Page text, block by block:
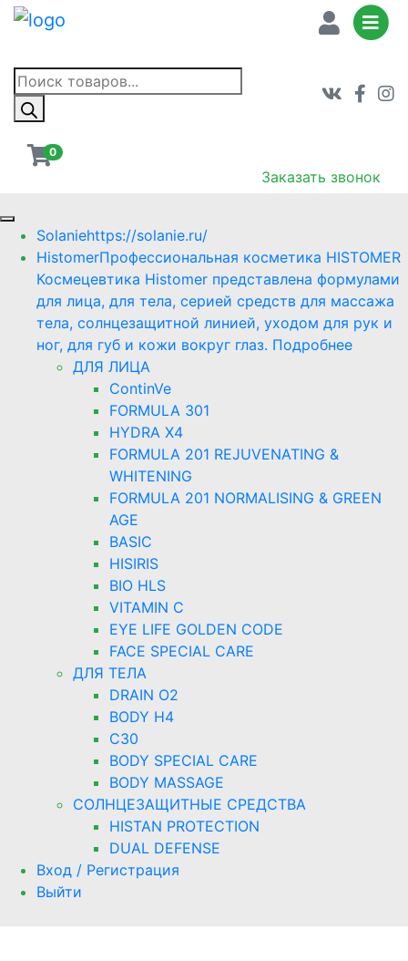
Поиск
товаров
0
Заказать звонок
Solaniehttps://solanie.ru/
HistomerПрофессиональная косметика HISTOMER
Космецевтика Histomer представлена формулами
для лица, для тела, серией средств для массажа
тела, солнцезащитной линией, уходом для рук и
ног, для губ и кожи вокруг глаз. Подробнее
ДЛЯ ЛИЦА
ContinVe
FORMULA 301
HYDRA X4
FORMULA 201 REJUVENATING &
WHITENING
FORMULA 201 NORMALISING & GREEN
AGE
BASIC
HISIRIS
BIO HLS
VITAMIN C
EYE LIFE GOLDEN CODE
FACE SPECIAL CARE
ДЛЯ ТЕЛА
DRAIN O2
BODY H4
C30
BODY SPECIAL CARE
BODY MASSAGE
СОЛНЦЕЗАЩИТНЫЕ СРЕДСТВА
HISTAN PROTECTION
DUAL DEFENSE
Вход / Регистрация
Выйти